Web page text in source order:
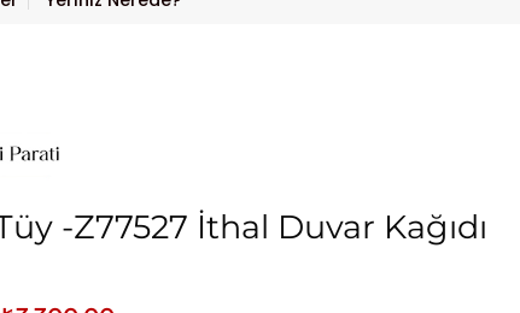
-Z77527 İthal Duvar Kağıdı